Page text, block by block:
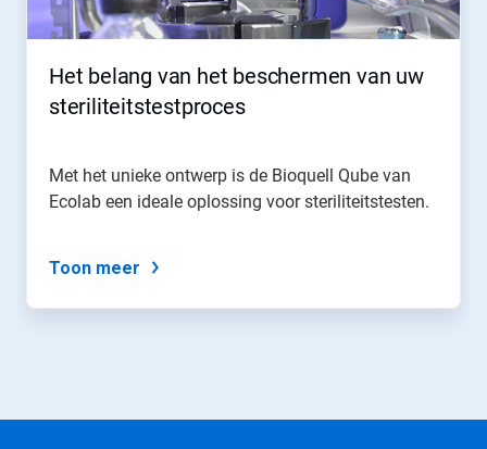
Vorige
doorheen
spring
diastippen.
Het belang van het beschermen van uw
steriliteitstestproces
Met het unieke ontwerp is de Bioquell Qube van
Ecolab een ideale oplossing voor steriliteitstesten.
Toon meer